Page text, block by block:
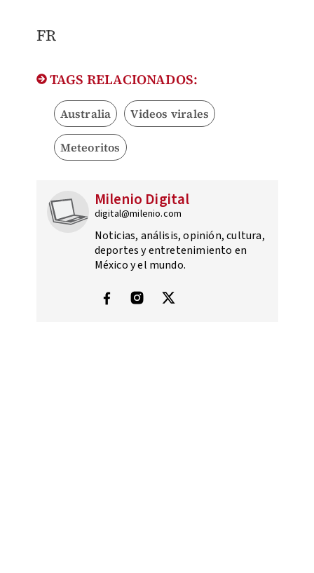
FR
TAGS RELACIONADOS:
Australia Videos virales
Meteoritos
Milenio Digital
digital@milenio.com
Noticias, análisis, opinión, cultura,
deportes y entretenimiento en
México y el mundo.